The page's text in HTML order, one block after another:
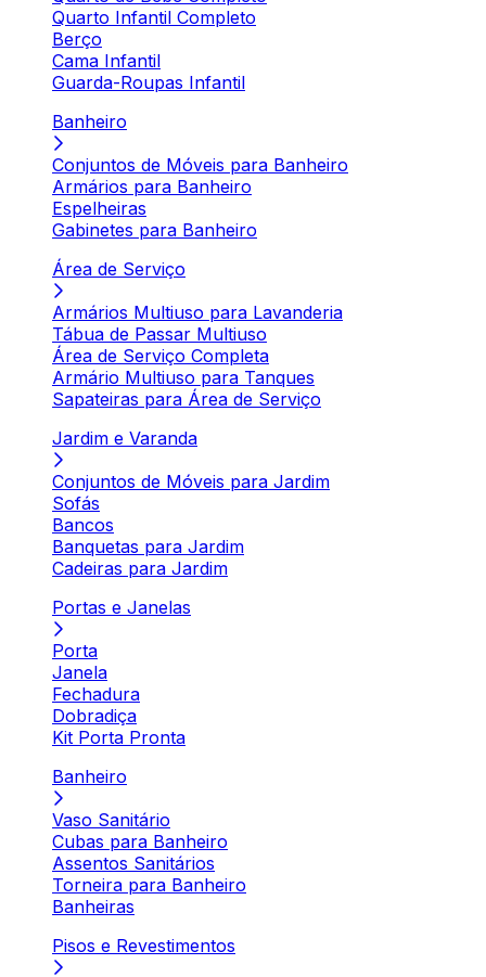
Quarto Infantil Completo
Berço
Cama Infantil
Guarda-Roupas Infantil
Banheiro
Conjuntos de Móveis para Banheiro
Armários para Banheiro
Espelheiras
Gabinetes para Banheiro
Área de Serviço
Armários Multiuso para Lavanderia
Tábua de Passar Multiuso
Área de Serviço Completa
Armário Multiuso para Tanques
Sapateiras para Área de Serviço
Jardim e Varanda
Conjuntos de Móveis para Jardim
Sofás
Bancos
Banquetas para Jardim
Cadeiras para Jardim
Portas e Janelas
Porta
Janela
Fechadura
Dobradiça
Kit Porta Pronta
Banheiro
Vaso Sanitário
Cubas para Banheiro
Assentos Sanitários
Torneira para Banheiro
Banheiras
Pisos e Revestimentos